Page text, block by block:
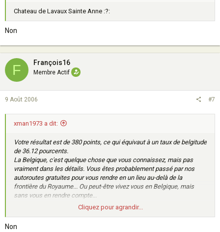
Chateau de Lavaux Sainte Anne :?:
Non
F François16
Membre Actif
9 Août 2006 #7
xman1973 a dit:
Votre résultat est de 380 points, ce qui équivaut à un taux de belgitude
de 36.12 pourcents.
La Belgique, c'est quelque chose que vous connaissez, mais pas
vraiment dans les détails. Vous êtes probablement passé par nos
autoroutes gratuites pour vous rendre en un lieu au-delà de la
frontière du Royaume... Ou peut-être vivez vous en Belgique, mais
sans vous en rendre compte...
En tout cas, il faut ouvrir les yeux plus grand, car vous êtes en train de
Cliquez pour agrandir...
Non